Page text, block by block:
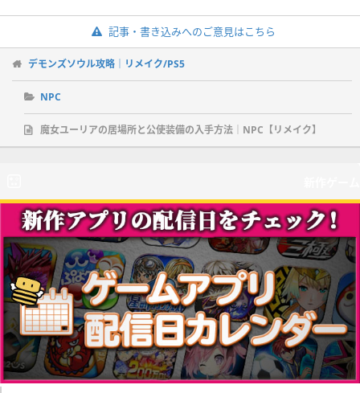
記事・書き込みへのご意見はこちら
デモンズソウル攻略｜リメイク/PS5
NPC
魔女ユーリアの居場所と公使装備の入手方法｜NPC【リメイク】